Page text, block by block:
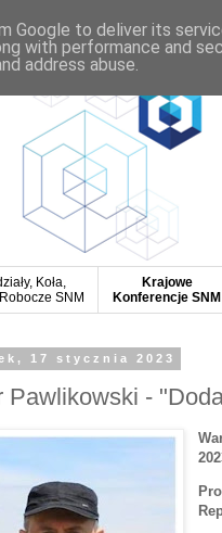
Koła,
SNM
Krajowe
Konferencje SNM
17 stycznia 2023
Pawlikowski -
Google to deliver its
with performance and
address abuse.